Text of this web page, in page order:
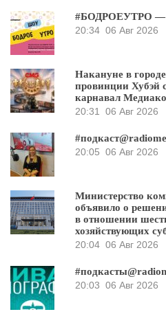
#БОДРОЕУТРО —
20:34 06 Авг 2026
Накануне в
провинции Хубэй
карнавал
20:31
06 Авг 2026
20:05 06 Авг 2026
Министерство
объявило о
в отношении
хозяйствующих
20:04 06 Авг 2026
20:03 06 Авг 2026